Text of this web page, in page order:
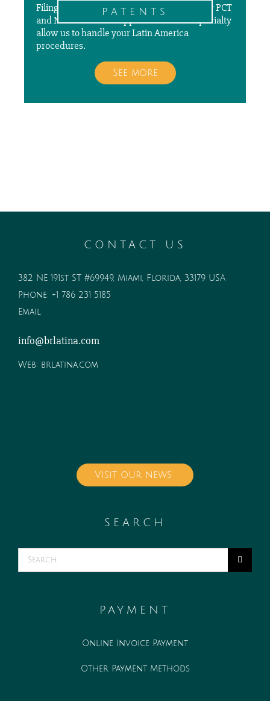
patents
Filing, prosecuting, and paying annuities for PCT
and National Patent Applications is our specialty
allow us to handle your Latin America
procedures.
See more
CONTACT US
382 NE 191st ST #69949, Miami, Florida, 33179 USA
Phone: +1 786 231 5185
Email:
info@brlatina.com
Web: brlatina.com
Visit our news
SEARCH
Search
for:
PAYMENT
Online Invoice Payment
Other Payment Methods